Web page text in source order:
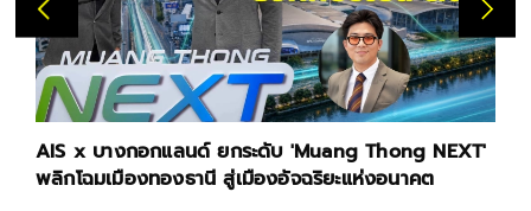
AIS x บางกอกแลนด์ ยกระดับ ​'Muang Thong NEXT'
พลิกโฉมเมืองทองธานี สู่เมืองอัจฉริยะแห่งอนาคต